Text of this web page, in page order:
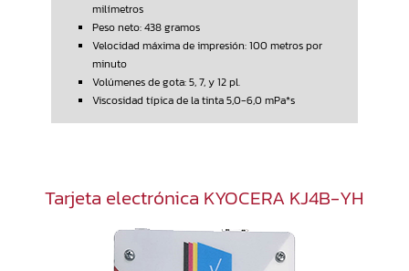
milímetros
Peso neto: 438 gramos
Velocidad máxima de impresión: 100 metros por
minuto
Volúmenes de gota: 5, 7, y 12 pl.
Viscosidad típica de la tinta 5,0-6,0 mPa*s
Tarjeta electrónica KYOCERA KJ4B-YH